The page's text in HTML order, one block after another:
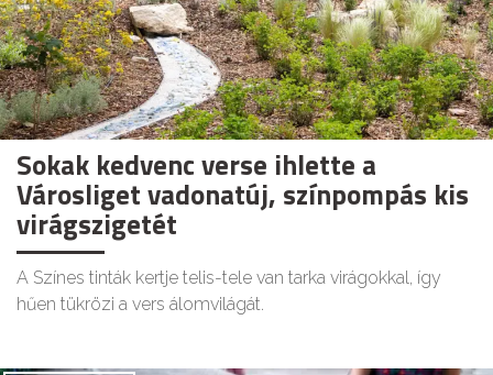
Sokak kedvenc verse ihlette a
Városliget vadonatúj, színpompás kis
virágszigetét
A Színes tinták kertje telis-tele van tarka virágokkal, így
hűen tükrözi a vers álomvilágát.